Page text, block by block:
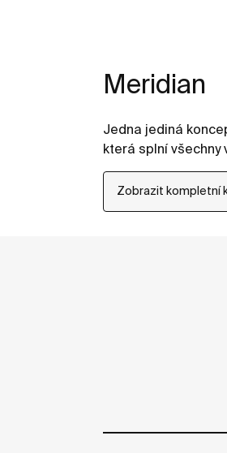
Meridian
Jedna jediná
která splní
Zobrazit kompletní